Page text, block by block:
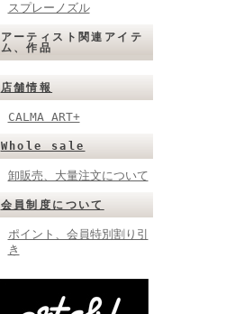
スプレーノズル
アーティスト関連アイテ
ム、作品
店舗情報
CALMA ART+
Whole sale
卸販売、大量注文について
会員制度について
ポイント、会員特別割り引
き